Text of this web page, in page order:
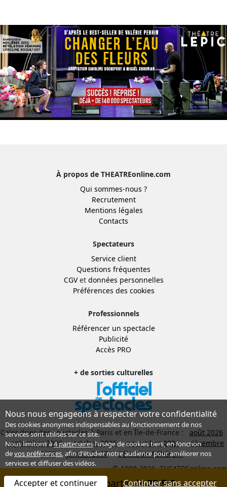
À propos de THEATREonline.com
Qui sommes-nous ?
Recrutement
Mentions légales
Contacts
Spectateurs
Service client
Questions fréquentes
CGVet données personnelles
Préférences des cookies
Professionnels
Référencer un spectacle
Publicité
Accès PRO
+ de sorties culturelles
Calendrier des spectacles à Paris et en Île-de-France :
août 2026
septembre 2026
octobre 2026 novembre 2026
décembre
2026
janvier 2027
Sélection Adhérent
© 1998-2026, THEATREonline.com
Réserver à partir de23,5 €
Nous nous engageons à respecter votre confidentialité
Des cookies anonymes indispensables au fonctionnement de nos
services sont utilisés sur ce site.
Nous limitons à4 partenairesl’usage de cookies tiers, en fonction
devos préférences, afin d'étudier notre audience pour améliorer nos
services et diffuser des vidéos.
Accepter et continuer Continuer sans accepter